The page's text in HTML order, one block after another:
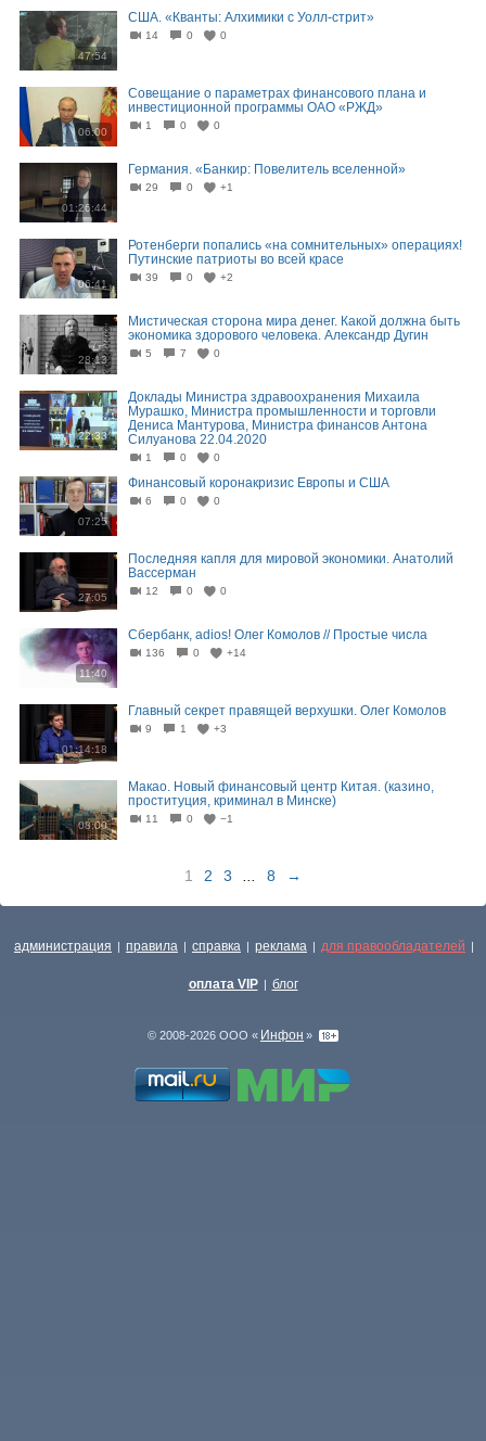
47:54
США. «Кванты: Алхимики с Уолл-стрит»
14 0 0
06:00
Совещание о параметрах финансового плана и
инвестиционной программы ОАО «РЖД»
1 0 0
01:26:44
Германия. «Банкир: Повелитель вселенной»
29 0 +1
06:41
Ротенберги попались «на сомнительных» операциях!
Путинские патриоты во всей красе
39 0 +2
28:13
Мистическая сторона мира денег. Какой должна быть
экономика здорового человека. Александр Дугин
5 7 0
22:33
Доклады Министра здравоохранения Михаила
Мурашко, Министра промышленности и торговли
Дениса Мантурова, Министра финансов Антона
Силуанова 22.04.2020
1 0 0
07:25
Финансовый коронакризис Европы и США
6 0 0
27:05
Последняя капля для мировой экономики. Анатолий
Вассерман
12 0 0
11:40
Сбербанк, adios! Олег Комолов // Простые числа
136 0 +14
01:14:18
Главный секрет правящей верхушки. Олег Комолов
9 1 +3
08:00
Макао. Новый финансовый центр Китая. (казино,
проституция, криминал в Минске)
11 0 −1
1 2 3 8 →
администрация | правила | справка | реклама | для правообладателей |
оплата VIP | блог
© 2008-2026 ООО « Инфон »